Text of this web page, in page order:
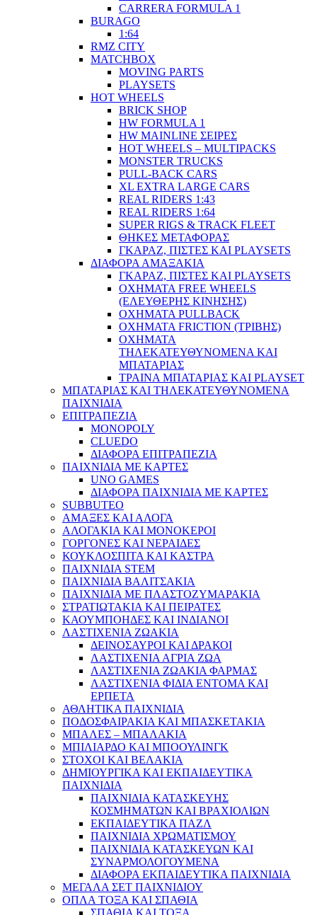
CARRERA FORMULA 1
BURAGO
1:64
RMZ CITY
MATCHBOX
MOVING PARTS
PLAYSETS
HOT WHEELS
BRICK SHOP
HW FORMULA 1
HW MAINLINE ΣΕΙΡΕΣ
HOT WHEELS – MULTIPACKS
MONSTER TRUCKS
PULL-BACK CARS
XL EXTRA LARGE CARS
REAL RIDERS 1:43
REAL RIDERS 1:64
SUPER RIGS & TRACK FLEET
ΘΗΚΕΣ ΜΕΤΑΦΟΡΑΣ
ΓΚΑΡΑΖ, ΠΙΣΤΕΣ ΚΑΙ PLAYSETS
ΔΙΑΦΟΡΑ ΑΜΑΞΑΚΙΑ
ΓΚΑΡΑΖ, ΠΙΣΤΕΣ ΚΑΙ PLAYSETS
ΟΧΗΜΑΤΑ FREE WHEELS
(ΕΛΕΥΘΕΡΗΣ ΚΙΝΗΣΗΣ)
ΟΧΗΜΑΤΑ PULLBACK
ΟΧΗΜΑΤΑ FRICTION (ΤΡΙΒΗΣ)
ΟΧΗΜΑΤΑ
ΤΗΛΕΚΑΤΕΥΘΥΝΟΜΕΝΑ ΚΑΙ
ΜΠΑΤΑΡΙΑΣ
ΤΡΑΙΝΑ ΜΠΑΤΑΡΙΑΣ ΚΑΙ PLAYSET
ΜΠΑΤΑΡΙΑΣ ΚΑΙ ΤΗΛΕΚΑΤΕΥΘΥΝΟΜΕΝΑ
ΠΑΙΧΝΙΔΙΑ
ΕΠΙΤΡΑΠΕΖΙΑ
MONOPOLY
CLUEDO
ΔΙΑΦΟΡΑ ΕΠΙΤΡΑΠΕΖΙΑ
ΠΑΙΧΝΙΔΙΑ ΜΕ ΚΑΡΤΕΣ
UNO GAMES
ΔΙΑΦΟΡΑ ΠΑΙΧΝΙΔΙΑ ΜΕ ΚΑΡΤΕΣ
SUBBUTEO
ΑΜΑΞΕΣ ΚΑΙ ΑΛΟΓΑ
ΑΛΟΓΑΚΙΑ ΚΑΙ ΜΟΝΟΚΕΡΟΙ
ΓΟΡΓΟΝΕΣ ΚΑΙ ΝΕΡΑΙΔΕΣ
ΚΟΥΚΛΟΣΠΙΤΑ ΚΑΙ ΚΑΣΤΡΑ
ΠΑΙΧΝΙΔΙΑ STEM
ΠΑΙΧΝΙΔΙΑ ΒΑΛΙΤΣΑΚΙΑ
ΠΑΙΧΝΙΔΙΑ ΜΕ ΠΛΑΣΤΟΖΥΜΑΡΑΚΙΑ
ΣΤΡΑΤΙΩΤΑΚΙΑ ΚΑΙ ΠΕΙΡΑΤΕΣ
ΚΑΟΥΜΠΟΗΔΕΣ ΚΑΙ ΙΝΔΙΑΝΟΙ
ΛΑΣΤΙΧΕΝΙΑ ΖΩΑΚΙΑ
ΔΕΙΝΟΣΑΥΡΟΙ ΚΑΙ ΔΡΑΚΟΙ
ΛΑΣΤΙΧΕΝΙΑ ΑΓΡΙΑ ΖΩΑ
ΛΑΣΤΙΧΕΝΙΑ ΖΩΑΚΙΑ ΦΑΡΜΑΣ
ΛΑΣΤΙΧΕΝΙΑ ΦΙΔΙΑ ΕΝΤΟΜΑ ΚΑΙ
ΕΡΠΕΤΑ
ΑΘΛΗΤΙΚΑ ΠΑΙΧΝΙΔΙΑ
ΠΟΔΟΣΦΑΙΡΑΚΙΑ ΚΑΙ ΜΠΑΣΚΕΤΑΚΙΑ
ΜΠΑΛΕΣ – ΜΠΑΛΑΚΙΑ
ΜΠΙΛΙΑΡΔΟ ΚΑΙ ΜΠΟΟΥΛΙΝΓΚ
ΣΤΟΧΟΙ ΚΑΙ ΒΕΛΑΚΙΑ
ΔΗΜΙΟΥΡΓΙΚΑ ΚΑΙ ΕΚΠΑΙΔΕΥΤΙΚΑ
ΠΑΙΧΝΙΔΙΑ
ΠΑΙΧΝΙΔΙΑ ΚΑΤΑΣΚΕΥΗΣ
ΚΟΣΜΗΜΑΤΩΝ ΚΑΙ ΒΡΑΧΙΟΛΙΩΝ
ΕΚΠΑΙΔΕΥΤΙΚΑ ΠΑΖΛ
ΠΑΙΧΝΙΔΙΑ ΧΡΩΜΑΤΙΣΜΟΥ
ΠΑΙΧΝΙΔΙΑ ΚΑΤΑΣΚΕΥΩΝ ΚΑΙ
ΣΥΝΑΡΜΟΛΟΓΟΥΜΕΝΑ
ΔΙΑΦΟΡΑ ΕΚΠΑΙΔΕΥΤΙΚΑ ΠΑΙΧΝΙΔΙΑ
ΜΕΓΑΛΑ ΣΕΤ ΠΑΙΧΝΙΔΙΟΥ
ΟΠΛΑ ΤΟΞΑ ΚΑΙ ΣΠΑΘΙΑ